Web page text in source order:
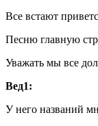
Все встают
Песню главную
Уважать мы все
Вед1:
У него названий